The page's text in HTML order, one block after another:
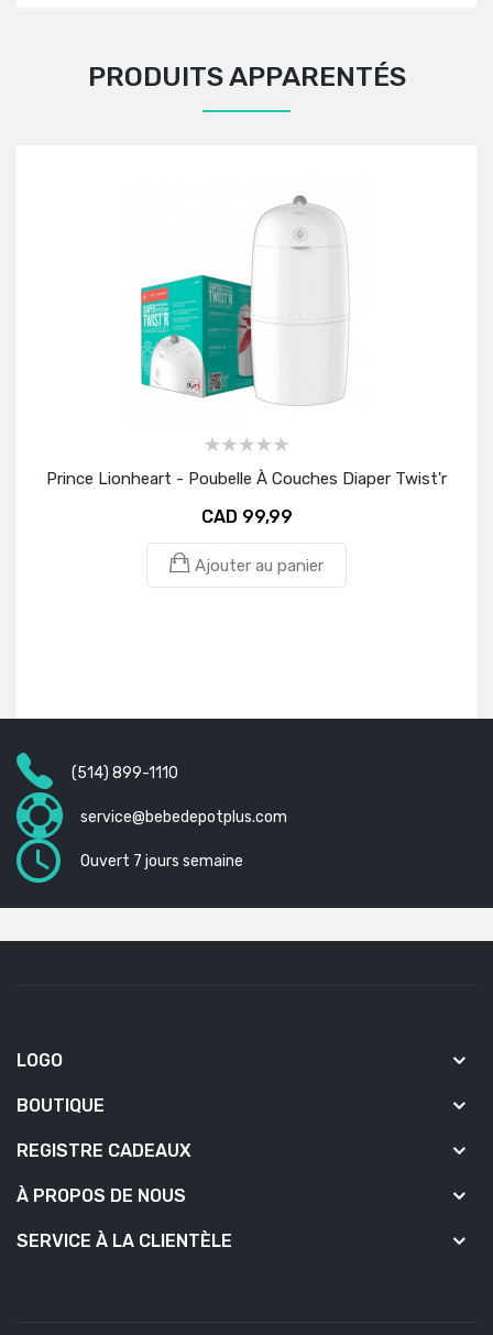
PRODUITS APPARENTÉS
Prince Lionheart - Poubelle À Couches Diaper Twist'r
CAD 99,99
Ajouter au panier
(514) 899-1110
service@bebedepotplus.com
Ouvert 7 jours semaine
LOGO
BOUTIQUE
REGISTRE CADEAUX
À PROPOS DE NOUS
SERVICE À LA CLIENTÈLE